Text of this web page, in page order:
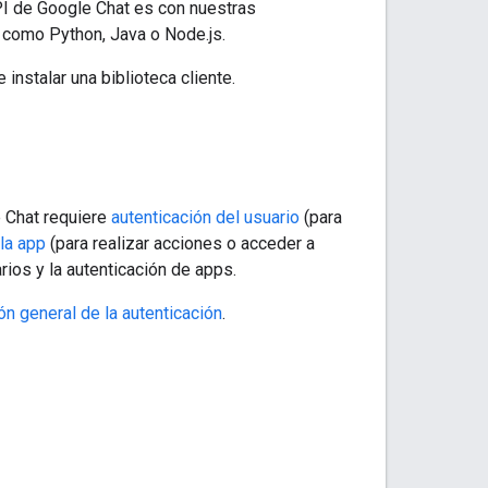
de Google Chat es con nuestras
Python, Java o Node.js.
instalar una biblioteca cliente.
requiere autenticación del usuario (para
app (para realizar acciones o acceder a
y la autenticación de apps.
general de la autenticación.